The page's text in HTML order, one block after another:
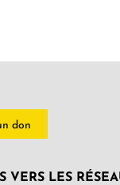
don
VERS LES